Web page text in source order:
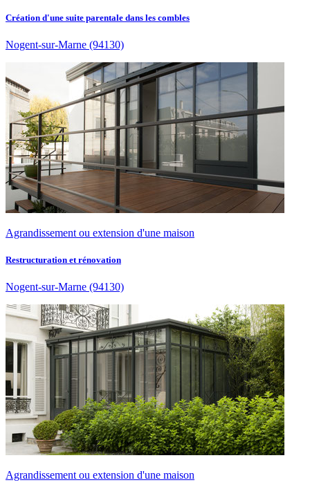
Création d'une suite parentale dans les combles
Nogent-sur-Marne (94130)
Agrandissement ou extension d'une maison
Restructuration et rénovation
Nogent-sur-Marne (94130)
Agrandissement ou extension d'une maison